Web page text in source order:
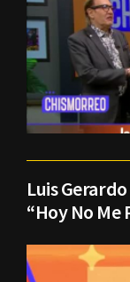
Luis
“Hoy No Me